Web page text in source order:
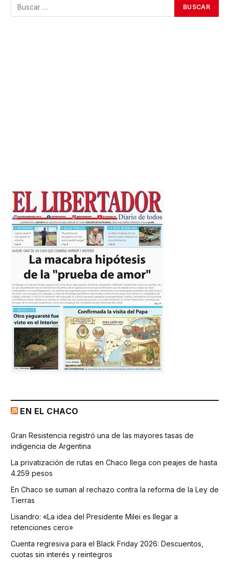
EN EL CHACO
Gran Resistencia registró una de las mayores tasas de
indigencia de Argentina
La privatización de rutas en Chaco llega con peajes de hasta
4.259 pesos
En Chaco se suman al rechazo contra la reforma de la Ley de
Tierras
Lisandro: «La idea del Presidente Milei es llegar a
retenciones cero»
Cuenta regresiva para el Black Friday 2026: Descuentos,
cuotas sin interés y reintegros